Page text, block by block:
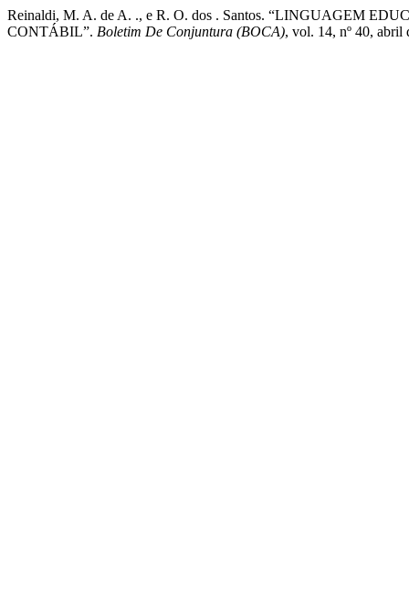
Reinaldi, M. A. de A. ., e R. O. dos . Santos. “LINGUAGEM
CONTÁBIL”. Boletim De Conjuntura (BOCA), vol. 14, nº 40, abril